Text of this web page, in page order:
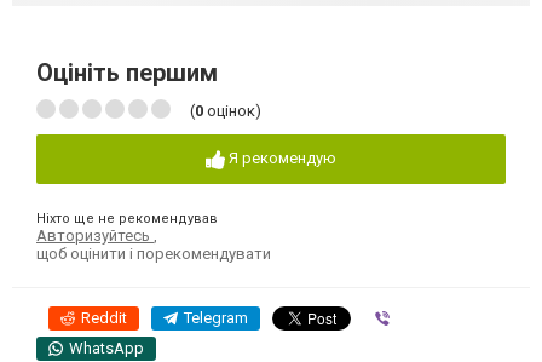
Оцініть першим
(0 оцінок)
Я рекомендую
Ніхто ще не рекомендував
Авторизуйтесь
щоб оцінити і порекомендувати
Reddit Telegram
WhatsApp